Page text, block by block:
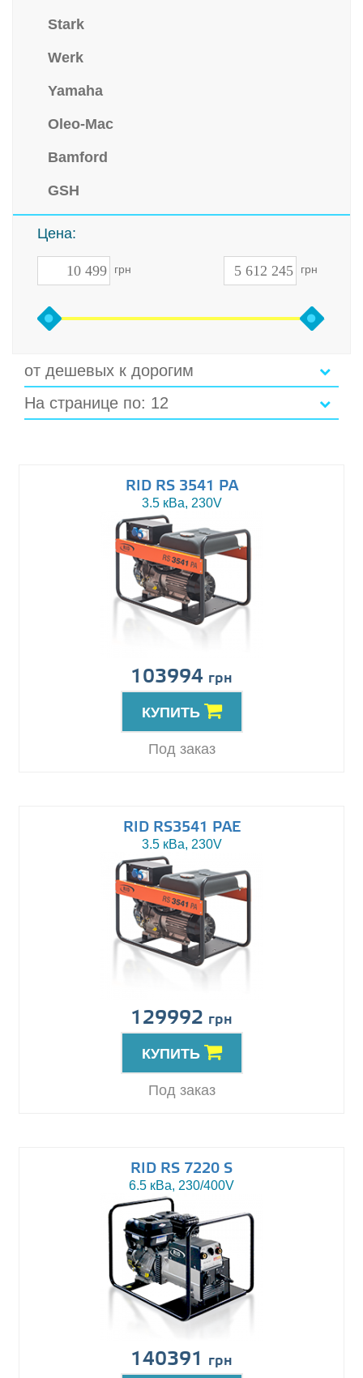
Stark
Werk
Yamaha
Oleo-Mac
Bamford
GSH
Цена:
грн грн
от дешевых к дорогим
На странице по: 12
RID RS 3541 PA
3.5 кВа, 230V
103994 грн
КУПИТЬ
Под заказ
RID RS3541 PAE
3.5 кВа, 230V
129992 грн
КУПИТЬ
Под заказ
RID RS 7220 S
6.5 кВа, 230/400V
140391 грн